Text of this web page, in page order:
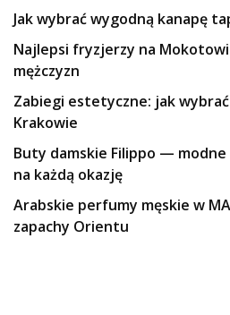
Jak wybrać wygodną kanapę
Najlepsi fryzjerzy na
mężczyzn
Zabiegi estetyczne: jak
Krakowie
Buty damskie Filippo —
na każdą okazję
Arabskie perfumy męskie w
zapachy Orientu